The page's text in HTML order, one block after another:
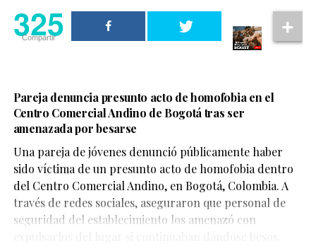
325
Compartir
Pareja denuncia presunto acto de homofobia en el
Centro Comercial Andino de Bogotá tras ser
amenazada por besarse
Una pareja de jóvenes denunció públicamente haber
sido víctima de un presunto acto de homofobia dentro
del Centro Comercial Andino, en Bogotá, Colombia. A
través de redes sociales, aseguraron que personal de
seguridad del establecimiento los amenazó con